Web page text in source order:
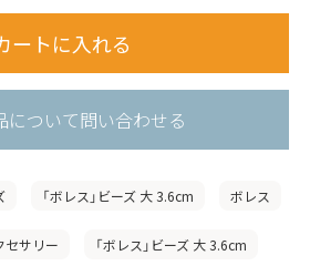
について問い合わせる
「ボレス」ビーズ 大 3.6cm ボレス
セサリー 「ボレス」ビーズ 大 3.6cm